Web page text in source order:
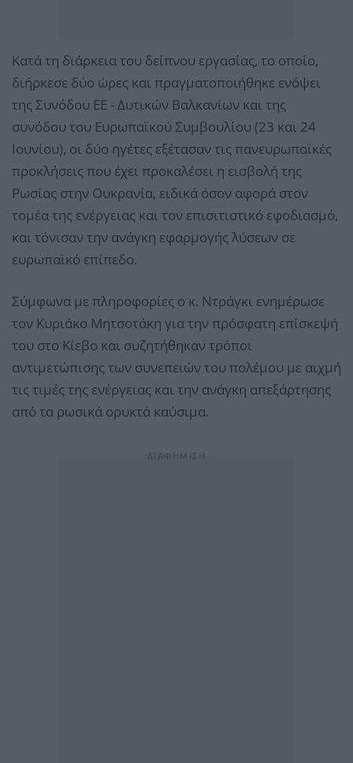
Κατά τη διάρκεια του δείπνου εργασίας, το οποίο,
διήρκεσε δύο ώρες και πραγματοποιήθηκε ενόψει
της Συνόδου ΕΕ - Δυτικών Βαλκανίων και της
συνόδου του Ευρωπαϊκού Συμβουλίου (23 και 24
Ιουνίου), οι δύο ηγέτες εξέτασαν τις πανευρωπαϊκές
προκλήσεις που έχει προκαλέσει η εισβολή της
Ρωσίας στην Ουκρανία, ειδικά όσον αφορά στον
τομέα της ενέργειας και τον επισιτιστικό εφοδιασμό,
και τόνισαν την ανάγκη εφαρμογής λύσεων σε
ευρωπαϊκό επίπεδο.
Σύμφωνα με πληροφορίες ο κ. Ντράγκι ενημέρωσε
τον Κυριάκο Μητσοτάκη για την πρόσφατη επίσκεψή
του στο Κίεβο και συζητήθηκαν τρόποι
αντιμετώπισης των συνεπειών του πολέμου με αιχμή
τις τιμές της ενέργειας και την ανάγκη απεξάρτησης
από τα ρωσικά ορυκτά καύσιμα.